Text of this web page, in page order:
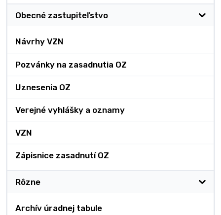
Obecné zastupiteľstvo
Návrhy VZN
Pozvánky na zasadnutia OZ
Uznesenia OZ
Verejné vyhlášky a oznamy
VZN
Zápisnice zasadnutí OZ
Rôzne
Archív úradnej tabule